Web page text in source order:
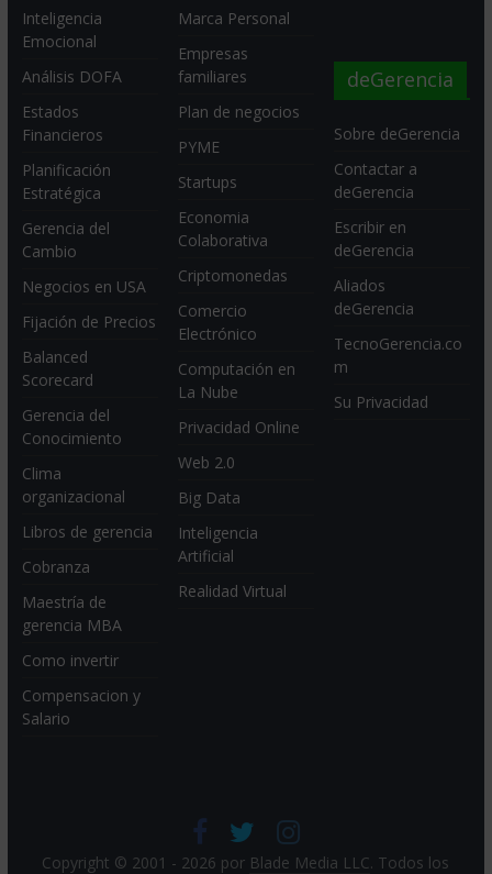
Inteligencia
Emocional
Análisis DOFA
Estados
Financieros
Planificación
Estratégica
Gerencia del
Cambio
Negocios en USA
Fijación de Precios
Balanced
Scorecard
Gerencia del
Conocimiento
Clima
organizacional
Libros de gerencia
Cobranza
Maestría de
gerencia MBA
Como invertir
Compensacion y
Salario
Marca Personal
Empresas
familiares
Plan de negocios
PYME
Startups
Economia
Colaborativa
Criptomonedas
Comercio
Electrónico
Computación en
La Nube
Privacidad Online
Web 2.0
Big Data
Inteligencia
Artificial
Realidad Virtual
deGerencia
Sobre deGerencia
Contactar a
deGerencia
Escribir en
deGerencia
Aliados
deGerencia
TecnoGerencia.co
m
Su Privacidad
Copyright © 2001 - 2026 por Blade Media LLC. Todos los